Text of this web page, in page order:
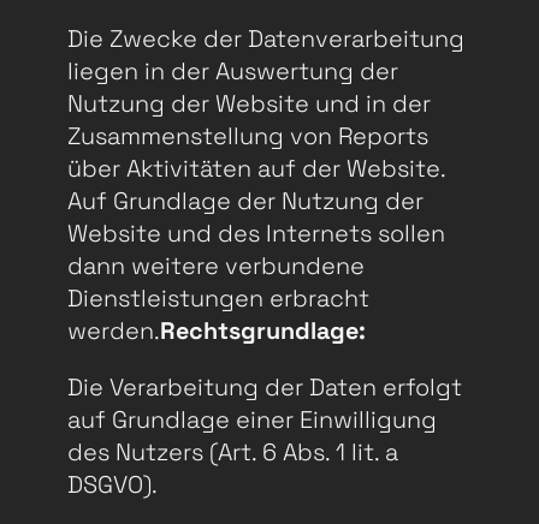
Die Zwecke der Datenverarbeitung
liegen in der Auswertung der
Nutzung der Website und in der
Zusammenstellung von Reports
über Aktivitäten auf der Website.
Auf Grundlage der Nutzung der
Website und des Internets sollen
dann weitere verbundene
Dienstleistungen erbracht
werden.Rechtsgrundlage:
Die Verarbeitung der Daten erfolgt
auf Grundlage einer Einwilligung
des Nutzers (Art. 6 Abs. 1 lit. a
DSGVO).